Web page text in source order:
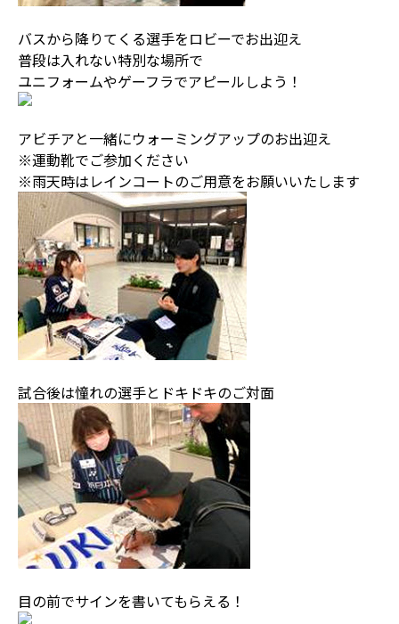
バスから降りてくる選手をロビーでお出迎え
普段は入れない特別な場所で
ユニフォームやゲーフラでアピールしよう！
アビチアと一緒にウォーミングアップのお出迎え
※運動靴でご参加ください
※雨天時はレインコートのご用意をお願いいたします
試合後は憧れの選手とドキドキのご対面
目の前でサインを書いてもらえる！